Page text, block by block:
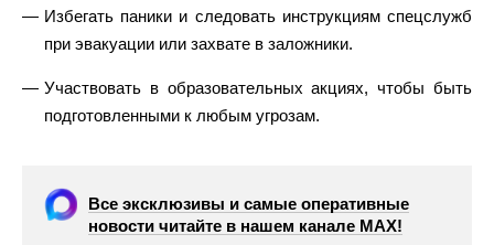
Избегать паники и следовать инструкциям спецслужб
при эвакуации или захвате в заложники.
Участвовать в образовательных акциях, чтобы быть
подготовленными к любым угрозам.
Все эксклюзивы и самые оперативные
новости читайте в нашем канале МАХ!